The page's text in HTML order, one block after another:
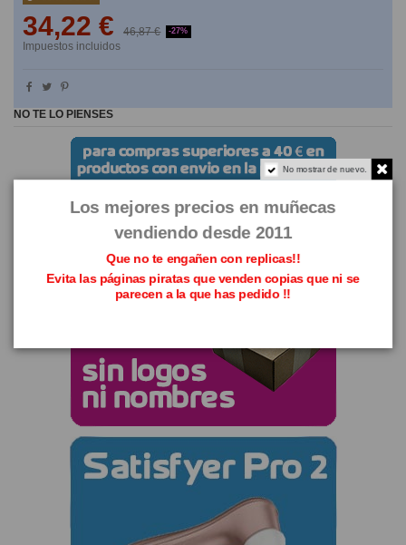
34,22 € 46,87 € -27%
Impuestos incluidos
NO TE LO PIENSES
No mostrar de nuevo.
Los mejores precios en muñecas
vendiendo desde 2011
Que no te engañen con replicas!!
Evita las páginas piratas que venden copias que ni se
parecen a la que has pedido !!